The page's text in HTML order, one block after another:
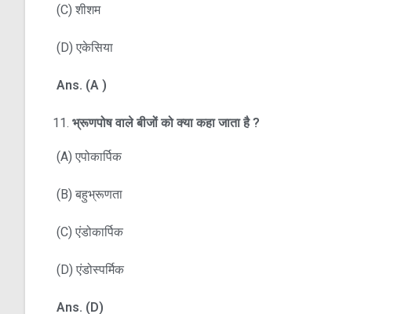
(C) शीशम
(D) एकेसिया
Ans. (A )
भ्रूणपोष वाले बीजों को क्या कहा जाता है?
(A) एपोकार्पिक
(B) बहुभ्रूणता
(C) एंडोकार्पिक
(D) एंडोस्पर्मिक
Ans. (D)